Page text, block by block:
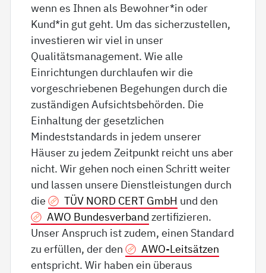
wenn es Ihnen als Bewohner*in oder
Kund*in gut geht. Um das sicherzustellen,
investieren wir viel in unser
Qualitätsmanagement. Wie alle
Einrichtungen durchlaufen wir die
vorgeschriebenen Begehungen durch die
zuständigen Aufsichtsbehörden. Die
Einhaltung der gesetzlichen
Mindeststandards in jedem unserer
Häuser zu jedem Zeitpunkt reicht uns aber
nicht. Wir gehen noch einen Schritt weiter
und lassen unsere Dienstleistungen durch
die
TÜV NORD CERT GmbH und den
AWO Bundesverband zertifizieren.
Unser Anspruch ist zudem, einen Standard
zu erfüllen, der den
AWO-Leitsätzen
entspricht. Wir haben ein überaus